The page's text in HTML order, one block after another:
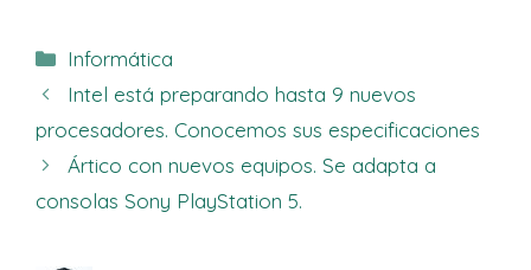
Categorías
Informática
Intel está preparando hasta 9 nuevos
procesadores. Conocemos sus especificaciones
Ártico con nuevos equipos. Se adapta a
consolas Sony PlayStation 5.